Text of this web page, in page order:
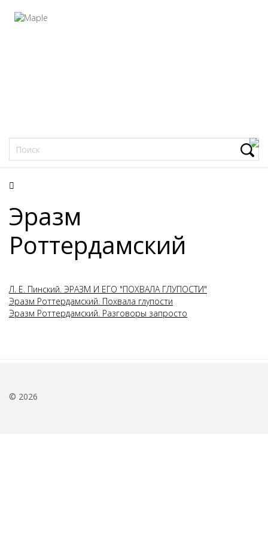
Эразм
Роттердамский
Л. Е. Пинский. ЭРАЗМ И ЕГО "ПОХВАЛА ГЛУПОСТИ"
Эразм Роттердамский. Похвала глупости
Эразм Роттердамский. Разговоры запросто
© 2026